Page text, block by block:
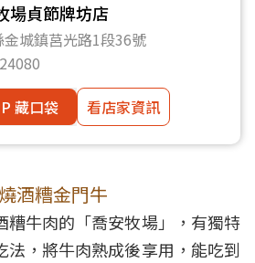
場貞節牌坊店
金城鎮莒光路1段36號
藏口袋
看店家資訊
酒糟金門牛
糟牛肉的「喬安牧場」，有獨特
法，將牛肉熟成後享用，能吃到